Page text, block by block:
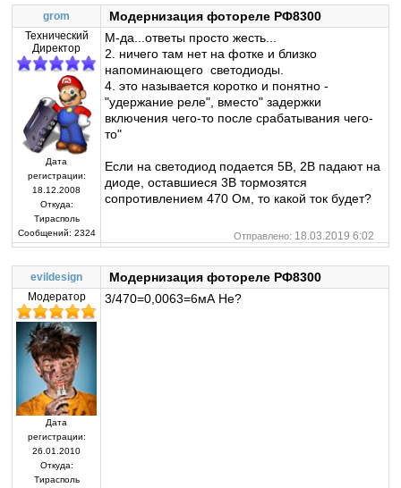
grom Модернизация фотореле РФ8300
Технический
Директор
Дата
регистрации:
18.12.2008
Откуда:
Тирасполь
Сообщений: 2324
М-да...ответы просто жесть...
2. ничего там нет на фотке и близко
напоминающего светодиоды.
4. это называется коротко и понятно -
"удержание реле", вместо" задержки
включения чего-то после срабатывания чего-
то"
Если на светодиод подается 5В, 2В падают на
диоде, оставшиеся 3В тормозятся
сопротивлением 470 Ом, то какой ток будет?
Отправлено: 18.03.2019 6:02
evildesign Модернизация фотореле РФ8300
Модератор
Дата
регистрации:
26.01.2010
Откуда:
Тирасполь
3/470=0,0063=6мА Не?